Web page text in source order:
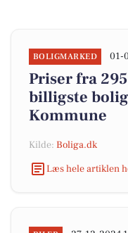
BOLIGMARKED 01-
Priser fra
billigste
Kommune
Kilde: Boliga.dk
Læs hele artiklen